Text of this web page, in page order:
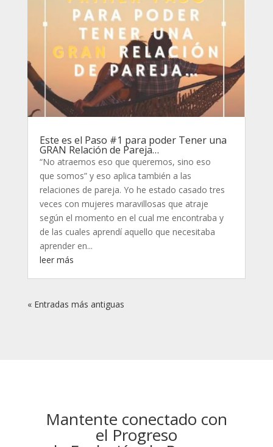
Este es el Paso #1 para poder Tener una
GRAN Relación de Pareja…
“No atraemos eso que queremos, sino eso
que somos” y eso aplica también a las
relaciones de pareja. Yo he estado casado tres
veces con mujeres maravillosas que atraje
según el momento en el cual me encontraba y
de las cuales aprendí aquello que necesitaba
aprender en...
leer más
« Entradas más antiguas
Mantente conectado con
el Progreso